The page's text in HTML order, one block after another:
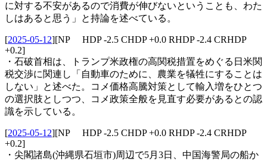
に対する不安があるので消費が伸びないということも、わた
しはあると思う」と持論を述べている。
[2025-05-12][NP HDP -2.5 CHDP +0.0 RHDP -2.4 CRHDP
+0.2]
・石破首相は、トランプ米政権の高関税措置をめぐる日米関
税交渉に関連し「自動車のために、農業を犠牲にすることは
しない」と述べた。コメ価格高騰対策として輸入増をひとつ
の選択肢としつつ、コメ政策全般を見直す必要があるとの認
識を示している。
[2025-05-12][NP HDP -2.5 CHDP +0.0 RHDP -2.4 CRHDP
+0.2]
・尖閣諸島(沖縄県石垣市)周辺で5月3日、中国海警局の船か